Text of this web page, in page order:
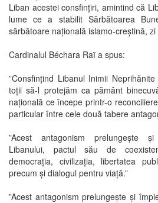
Liban acestei consfințiri, amintind că
lume ce a stabilit Sărbătoarea
sărbătoare națională islamo-creștină, zi
Cardinalul Béchara Raï a spus:
”Consfințind Libanul Inimii
toții să-l protejăm ca pământ
națională ce începe printr-o
particular între cele două tabere
”Acest antagonism prelungește
Libanului, pactul său de
democrația, civilizația, libertatea
precum și dialogul pentru viață.”
”Acest antagonism prelungește și